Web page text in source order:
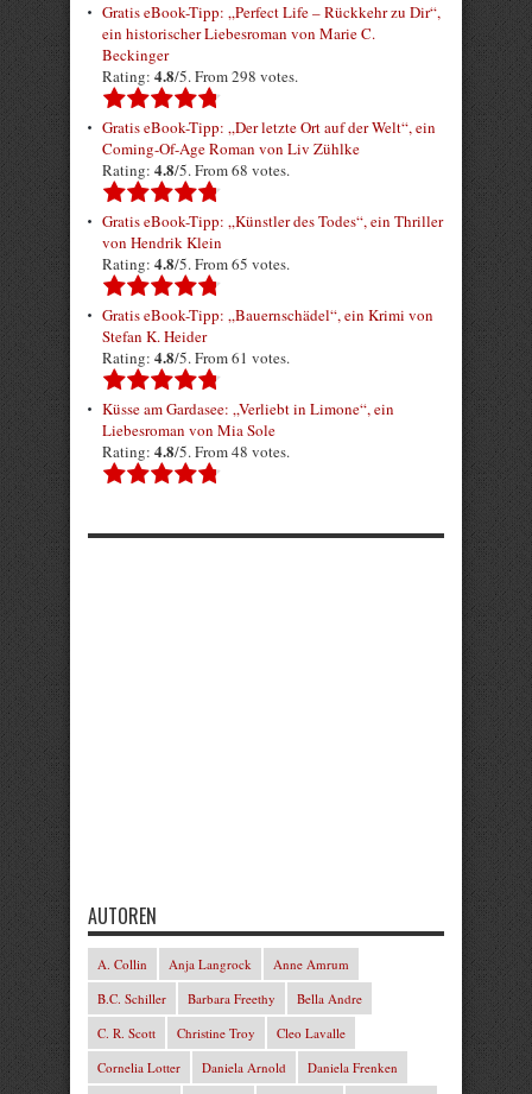
Gratis eBook-Tipp: „Perfect Life – Rückkehr zu Dir“,
ein historischer Liebesroman von Marie C.
Beckinger
Rating: 4.8/5. From 298 votes.
Gratis eBook-Tipp: „Der letzte Ort auf der Welt“, ein
Coming-Of-Age Roman von Liv Zühlke
Rating: 4.8/5. From 68 votes.
Gratis eBook-Tipp: „Künstler des Todes“, ein Thriller
von Hendrik Klein
Rating: 4.8/5. From 65 votes.
Gratis eBook-Tipp: „Bauernschädel“, ein Krimi von
Stefan K. Heider
Rating: 4.8/5. From 61 votes.
Küsse am Gardasee: „Verliebt in Limone“, ein
Liebesroman von Mia Sole
Rating: 4.8/5. From 48 votes.
AUTOREN
A. Collin Anja Langrock
Anne Amrum
B.C. Schiller
Barbara Freethy
Bella Andre
C. R. Scott
Christine Troy
Cleo Lavalle
Cornelia Lotter
Daniela Arnold
Daniela Frenken